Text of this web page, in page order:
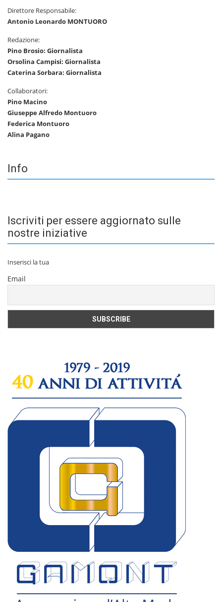
Direttore Responsabile:
Antonio Leonardo MONTUORO
Redazione:
Pino Brosio: Giornalista
Orsolina Campisi: Giornalista
Caterina Sorbara: Giornalista
Collaboratori:
Pino Macino
Giuseppe Alfredo Montuoro
Federica Montuoro
Alina Pagano
Info
Iscriviti per essere aggiornato sulle
nostre iniziative
Inserisci la tua
Email